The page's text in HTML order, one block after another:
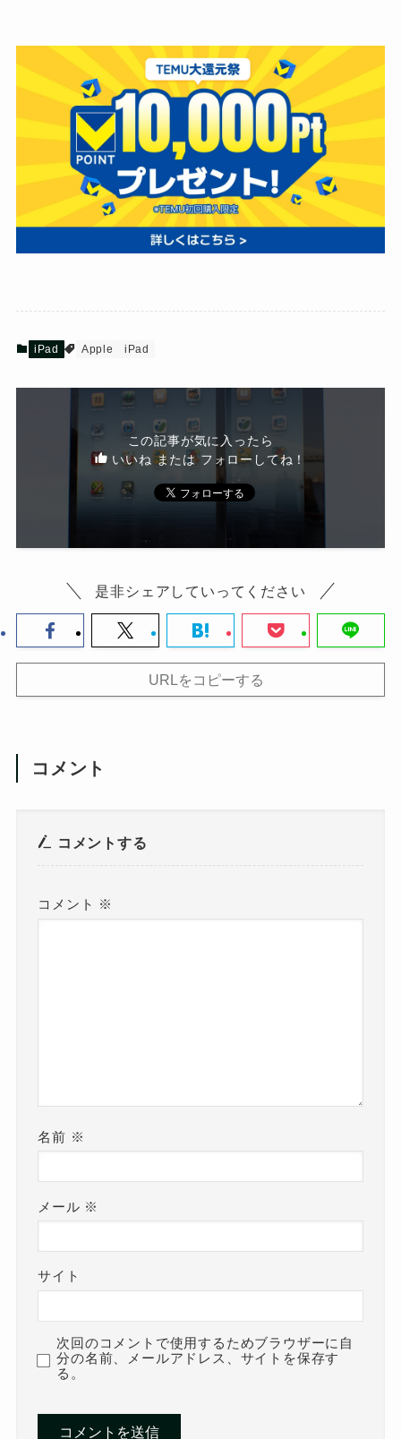
iPad Apple iPad
この記事が気に入ったら
いいね または フォローしてね！
是非シェアしていってください
URLをコピーする
コメント
コメントする
コメント ※
名前 ※
メール ※
サイト
次回のコメントで使用するためブラウザーに自
分の名前、メールアドレス、サイトを保存す
る。